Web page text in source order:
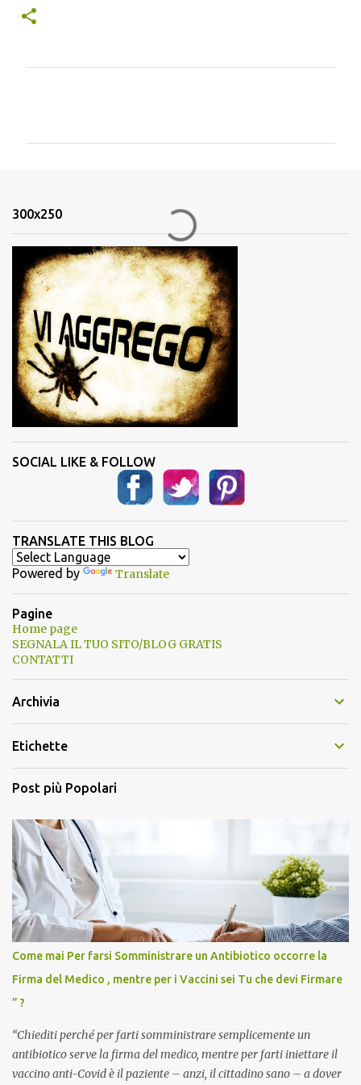
n
i
300x250
SOCIAL LIKE & FOLLOW
TRANSLATE THIS BLOG
Powered by Translate
Pagine
Home page
SEGNALA IL TUO SITO/BLOG GRATIS
CONTATTI
Archivia
Etichette
Post più Popolari
Come mai Per farsi Somministrare un Antibiotico occorre la
Firma del Medico , mentre per i Vaccini sei Tu che devi Firmare
” ?
“Chiediti perché per farti somministrare semplicemente un
antibiotico serve la firma del medico, mentre per farti iniettare il
vaccino anti-Covid è il paziente – anzi, il cittadino sano – a dover